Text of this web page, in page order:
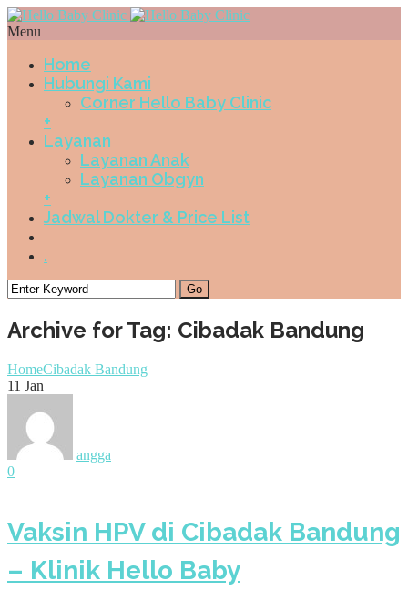
Menu
Home
Hubungi Kami
Corner Hello Baby Clinic
+
Layanan
Layanan Anak
Layanan Obgyn
+
Jadwal Dokter & Price List
.
Archive for Tag: Cibadak Bandung
HomeCibadak Bandung
11 Jan
angga
0
Vaksin HPV di Cibadak Bandung
– Klinik Hello Baby